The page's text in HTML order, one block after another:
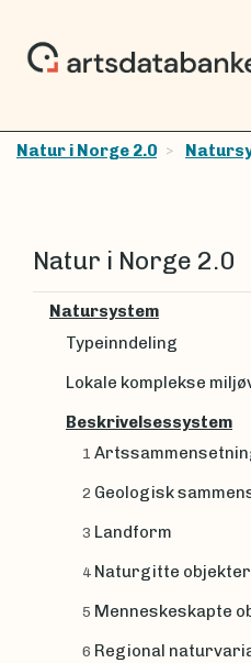
Natur i Norge 2.0
Natur i Norge 2.0
Natursystem
Typeinndeling
Lokale komplekse
Beskrivelsessystem
1
2 Geologisk
3 Landform
4 Naturgitte objekter
5 Menneskeskapte
6 Regional